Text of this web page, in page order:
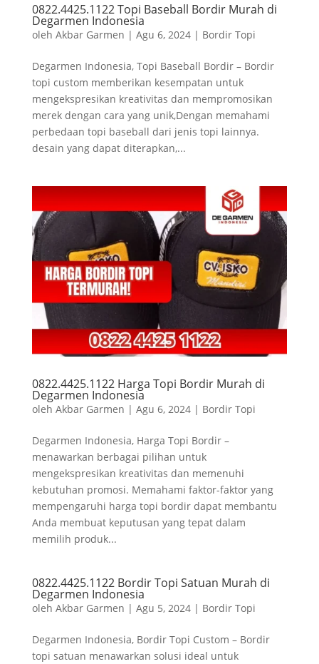
0822.4425.1122 Topi Baseball Bordir Murah di
Degarmen Indonesia
oleh Akbar Garmen | Agu 6, 2024| Bordir Topi
Degarmen Indonesia, Topi Baseball Bordir – Bordir
topi custom memberikan kesempatan untuk
mengekspresikan kreativitas dan mempromosikan
merek dengan cara yang unik,Dengan memahami
perbedaan topi baseball dari jenis topi lainnya.
desain yang dapat diterapkan,...
0822.4425.1122 Harga Topi Bordir Murah di
Degarmen Indonesia
oleh Akbar Garmen | Agu 6, 2024| Bordir Topi
Degarmen Indonesia, Harga Topi Bordir –
menawarkan berbagai pilihan untuk
mengekspresikan kreativitas dan memenuhi
kebutuhan promosi. Memahami faktor-faktor yang
mempengaruhi harga topi bordir dapat membantu
Anda membuat keputusan yang tepat dalam
memilih produk...
0822.4425.1122 Bordir Topi Satuan Murah di
Degarmen Indonesia
oleh Akbar Garmen | Agu 5, 2024| Bordir Topi
Degarmen Indonesia, Bordir Topi Custom – Bordir
topi satuan menawarkan solusi ideal untuk